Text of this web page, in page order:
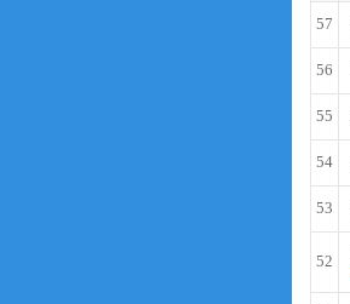
57
56
55
54
53
52